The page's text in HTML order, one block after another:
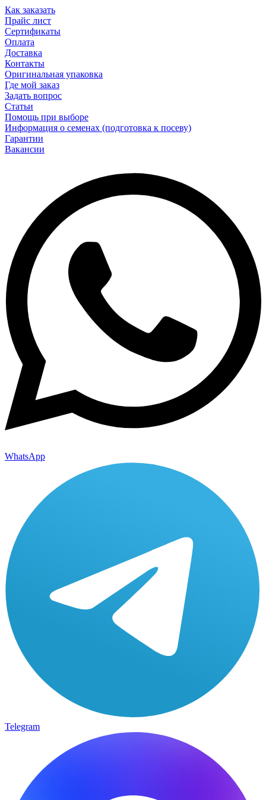
Как заказать
Прайс лист
Сертификаты
Оплата
Доставка
Контакты
Оригинальная упаковка
Где мой заказ
Задать вопрос
Статьи
Помощь при выборе
Информация о семенах (подготовка к посеву)
Гарантии
Вакансии
WhatsApp
Telegram